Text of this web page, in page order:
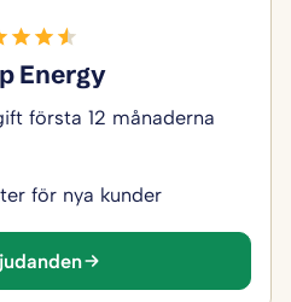
Energy
första 12 månaderna
för nya kunder